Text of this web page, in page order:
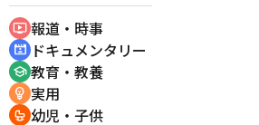
ondemand_video 報道・時事
cinematic_blur ドキュメンタリー
school 教育・教養
emoji_objects 実用
crib 幼児・子供